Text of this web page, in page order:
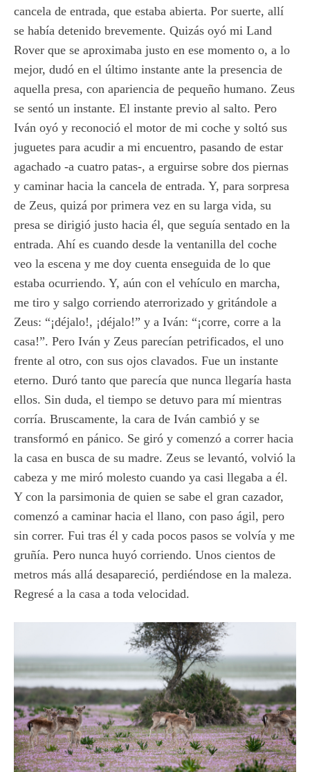
cancela de entrada, que estaba abierta. Por suerte, allí
se había detenido brevemente. Quizás oyó mi Land
Rover que se aproximaba justo en ese momento o, a lo
mejor, dudó en el último instante ante la presencia de
aquella presa, con apariencia de pequeño humano. Zeus
se sentó un instante. El instante previo al salto. Pero
Iván oyó y reconoció el motor de mi coche y soltó sus
juguetes para acudir a mi encuentro, pasando de estar
agachado -a cuatro patas-, a erguirse sobre dos piernas
y caminar hacia la cancela de entrada. Y, para sorpresa
de Zeus, quizá por primera vez en su larga vida, su
presa se dirigió justo hacia él, que seguía sentado en la
entrada. Ahí es cuando desde la ventanilla del coche
veo la escena y me doy cuenta enseguida de lo que
estaba ocurriendo. Y, aún con el vehículo en marcha,
me tiro y salgo corriendo aterrorizado y gritándole a
Zeus: “¡déjalo!, ¡déjalo!” y a Iván: “¡corre, corre a la
casa!”. Pero Iván y Zeus parecían petrificados, el uno
frente al otro, con sus ojos clavados. Fue un instante
eterno. Duró tanto que parecía que nunca llegaría hasta
ellos. Sin duda, el tiempo se detuvo para mí mientras
corría. Bruscamente, la cara de Iván cambió y se
transformó en pánico. Se giró y comenzó a correr hacia
la casa en busca de su madre. Zeus se levantó, volvió la
cabeza y me miró molesto cuando ya casi llegaba a él.
Y con la parsimonia de quien se sabe el gran cazador,
comenzó a caminar hacia el llano, con paso ágil, pero
sin correr. Fui tras él y cada pocos pasos se volvía y me
gruñía. Pero nunca huyó corriendo. Unos cientos de
metros más allá desapareció, perdiéndose en la maleza.
Regresé a la casa a toda velocidad.